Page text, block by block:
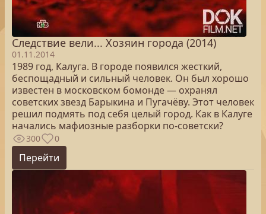
Следствие вели... Хозяин города (2014)
01.11.2014
1989 год, Калуга. В городе появился жесткий,
беспощадный и сильный человек. Он был хорошо
известен в московском бомонде — охранял
советских звезд Барыкина и Пугачёву. Этот человек
решил подмять под себя целый город. Как в Калуге
начались мафиозные разборки по-советски?
300 0
Перейти